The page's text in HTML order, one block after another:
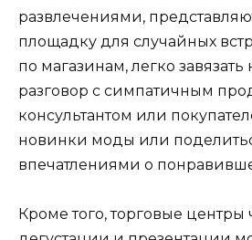
развлечениями,
площадку для случайных
по магазинам, легко
разговор с симпатичным
консультантом или
новинки моды или
впечатлениями о
Кроме того, торговые центры